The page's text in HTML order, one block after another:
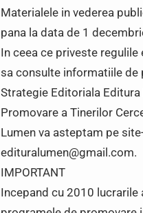
Materialele in vederea
pana la data de 1
In ceea ce priveste
sa consulte informatiile de
Strategie Editoriala
Promovare a Tinerilor
Lumen va asteptam pe
edituralumen@gmail.com.
IMPORTANT
Incepand cu 2010